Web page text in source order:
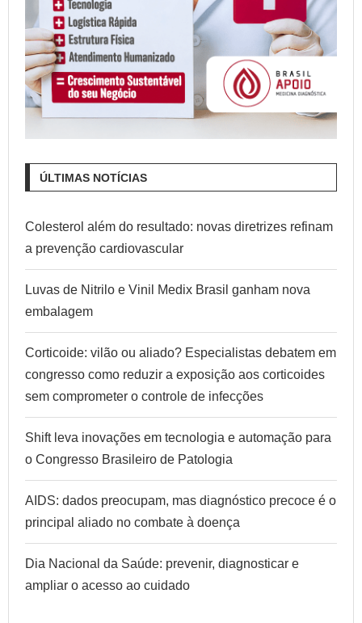
ÚLTIMAS NOTÍCIAS
Colesterol além do resultado: novas diretrizes refinam
a prevenção cardiovascular
Luvas de Nitrilo e Vinil Medix Brasil ganham nova
embalagem
Corticoide: vilão ou aliado? Especialistas debatem em
congresso como reduzir a exposição aos corticoides
sem comprometer o controle de infecções
Shift leva inovações em tecnologia e automação para
o Congresso Brasileiro de Patologia
AIDS: dados preocupam, mas diagnóstico precoce é o
principal aliado no combate à doença
Dia Nacional da Saúde: prevenir, diagnosticar e
ampliar o acesso ao cuidado